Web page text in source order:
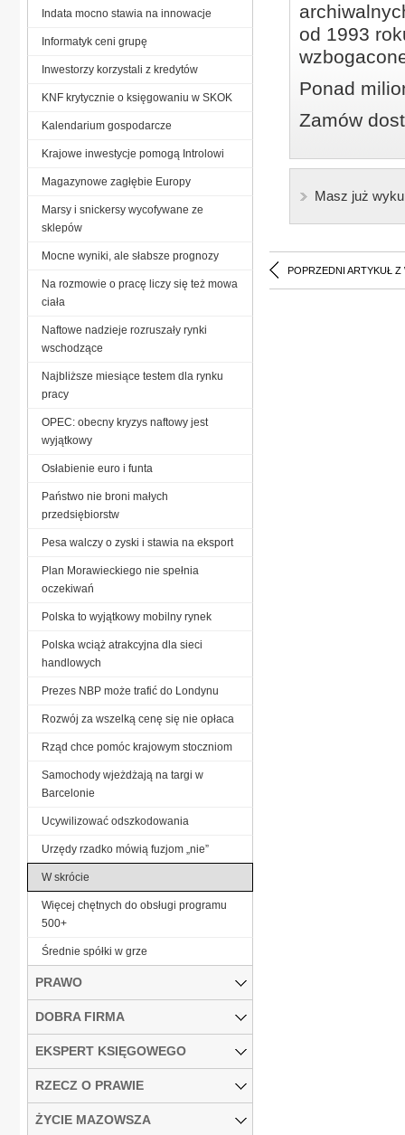
od 1993
Ponad
Zamów
Masz już
POPRZEDNI ARTYKUŁ Z
Indata mocno stawia na innowacje
Informatyk ceni grupę
Inwestorzy korzystali z kredytów
KNF krytycznie o księgowaniu w SKOK
Kalendarium gospodarcze
Krajowe inwestycje pomogą Introlowi
Magazynowe zagłębie Europy
Marsy i snickersy wycofywane ze
sklepów
Mocne wyniki, ale słabsze prognozy
Na rozmowie o pracę liczy się też mowa
ciała
Naftowe nadzieje rozruszały rynki
wschodzące
Najbliższe miesiące testem dla rynku
pracy
OPEC: obecny kryzys naftowy jest
wyjątkowy
Osłabienie euro i funta
Państwo nie broni małych
przedsiębiorstw
Pesa walczy o zyski i stawia na eksport
Plan Morawieckiego nie spełnia
oczekiwań
Polska to wyjątkowy mobilny rynek
Polska wciąż atrakcyjna dla sieci
handlowych
Prezes NBP może trafić do Londynu
Rozwój za wszelką cenę się nie opłaca
Rząd chce pomóc krajowym stoczniom
Samochody wjeżdżają na targi w
Barcelonie
Ucywilizować odszkodowania
Urzędy rzadko mówią fuzjom „nie”
W skrócie
Więcej chętnych do obsługi programu
500+
Średnie spółki w grze
PRAWO
DOBRA FIRMA
EKSPERT KSIĘGOWEGO
RZECZ O PRAWIE
ŻYCIE MAZOWSZA